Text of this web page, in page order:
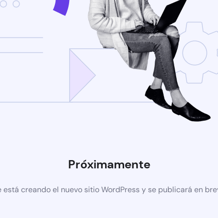
Próximamente
está creando el nuevo sitio WordPress y se publicará en